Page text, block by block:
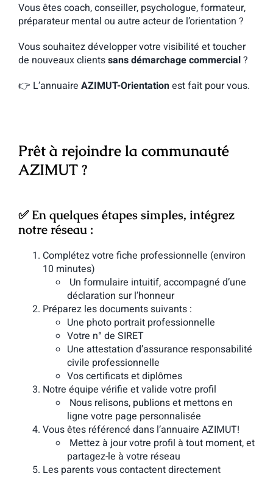
Vous êtes coach, conseiller, psychologue, formateur,
préparateur mental ou autre acteur de l’orientation ?
Vous souhaitez développer votre visibilité et toucher
de nouveaux clientssans démarchage commercial?
👉 L’annuaire AZIMUT-Orientationest fait pour vous.
Prêt à rejoindre la communauté
AZIMUT ?
✅ En quelques étapes simples, intégrez
notre réseau :
Complétez votre fiche professionnelle (environ
10 minutes)
Un formulaire intuitif, accompagné d’une
déclaration sur l’honneur
Préparez les documents suivants :
Une photo portrait professionnelle
Votre n° de SIRET
Une attestation d’assurance responsabilité
civile professionnelle
Vos certificats et diplômes
Notre équipe vérifie et valide votre profil
Nous relisons, publions et mettons en
ligne votre page personnalisée
Vous êtes référencé dans l’annuaire AZIMUT!
Mettez à jour votre profil à tout moment, et
partagez-le à votre réseau
Les parents vous contactent directement